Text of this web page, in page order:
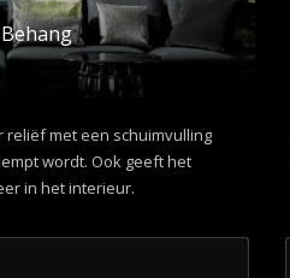
reliëf met een schuimvulling
wordt. Ook geeft het
in het interieur.